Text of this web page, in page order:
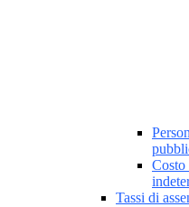
Costo
Tassi di